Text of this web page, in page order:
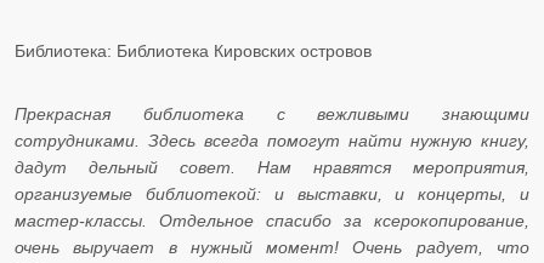
Библиотека: Библиотека Кировских островов
Прекрасная библиотека с вежливыми знающими
сотрудниками. Здесь всегда помогут найти нужную книгу,
дадут дельный совет. Нам нравятся мероприятия,
организуемые библиотекой: и выставки, и концерты, и
мастер-классы. Отдельное спасибо за ксерокопирование,
очень выручает в нужный момент! Очень радует, что